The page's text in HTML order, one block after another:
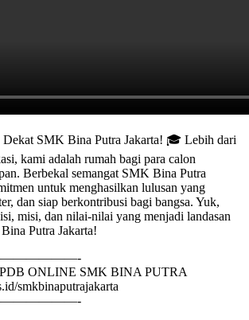
SMK Bina Putra Jakarta! 🎓 Lebih dari
kami adalah rumah bagi para calon
Berbekal semangat SMK Bina Putra
untuk menghasilkan lulusan yang
dan siap berkontribusi bagi bangsa. Yuk,
misi, dan nilai-nilai yang menjadi landasan
Putra Jakarta!
ONLINE SMK BINA PUTRA
smkbinaputrajakarta